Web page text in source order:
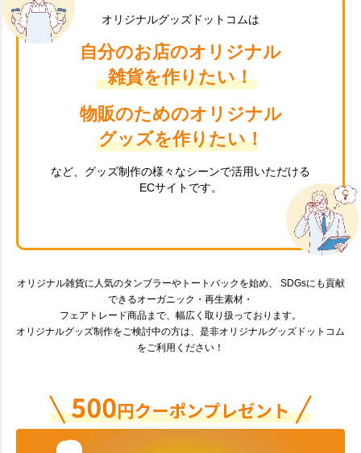
オリジナルグッズドットコムは
自分のお店のオリジナル
雑貨を作りたい！
物販のためのオリジナル
グッズを作りたい！
など、グッズ制作の様々なシーンで活用いただける
ECサイトです。
オリジナル雑貨に人気のタンブラーやトートバックを始め、 SDGsにも貢献
できるオーガニック・再生素材・
フェアトレード商品まで、幅広く取り扱っております。
オリジナルグッズ制作をご検討中の方は、是非オリジナルグッズドットコム
をご利用ください！